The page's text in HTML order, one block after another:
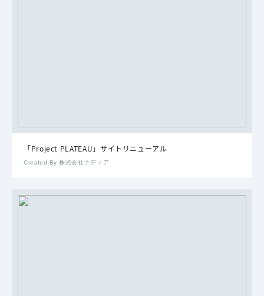
「Project PLATEAU」サイトリニューアル
Created By 株式会社ナディア